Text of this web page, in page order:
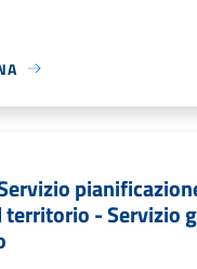
- Servizio